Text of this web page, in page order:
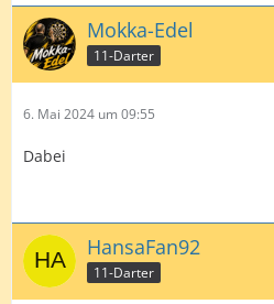
Mokka-Edel
11-Darter
6. Mai 2024 um 09:55
Dabei
HansaFan92
11-Darter